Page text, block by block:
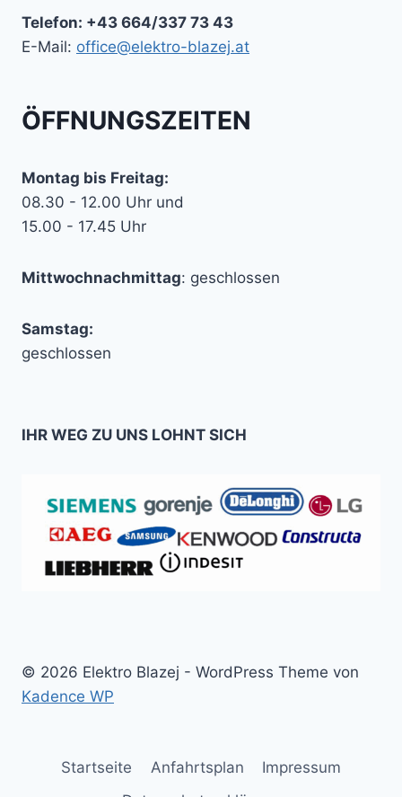
Telefon: +43 664/337 73 43
E-Mail: office@elektro-blazej.at
ÖFFNUNGSZEITEN
Montag bis Freitag:
08.30 - 12.00 Uhr und
15.00 - 17.45 Uhr
Mittwochnachmittag: geschlossen
Samstag:
geschlossen
IHR WEG ZU UNS LOHNT SICH
© 2026 Elektro Blazej - WordPress Theme von
Kadence WP
Startseite Anfahrtsplan
Impressum